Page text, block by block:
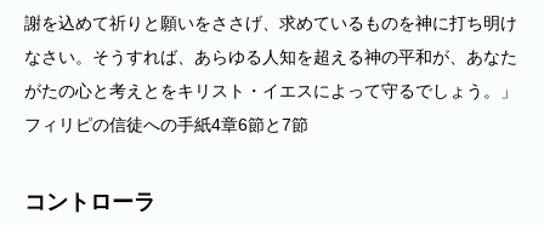
謝を込めて祈りと願いをささげ、求めているものを神に打ち明け
なさい。そうすれば、あらゆる人知を超える神の平和が、あなた
がたの心と考えとをキリスト・イエスによって守るでしょう。」
フィリピの信徒への手紙4章6節と7節
コントローラ